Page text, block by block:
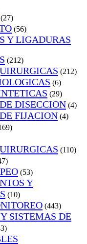
(27)
(56)
Y LIGADURAS
(212)
(212)
(6)
(29)
DISECCION (4)
FIJACION (4)
(110)
(53)
Y
(10)
(443)
SISTEMAS DE